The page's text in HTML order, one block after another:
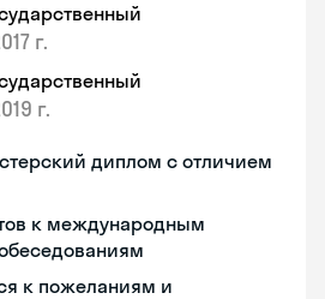
г.
г.
диплом с отличием
к международным
к пожеланиям и